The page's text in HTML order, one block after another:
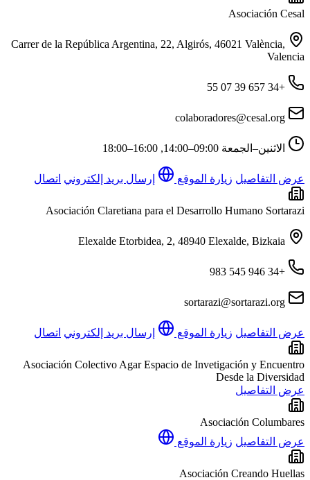
Asociación Cesal
Carrer de la República Argentina, 22, Algirós, 46021 València,
Valencia
+34 657 39 07 55
colaboradores@cesal.org
الاثنين–الجمعة 09:00–14:00, 16:00–18:00
عرض التفاصيل زيارة الموقع إرسال بريد إلكتروني اتصال
Asociación Claretiana para el Desarrollo Humano Sortarazi
Elexalde Etorbidea, 2, 48940 Elexalde, Bizkaia
+34 946 545 983
sortarazi@sortarazi.org
عرض التفاصيل زيارة الموقع إرسال بريد إلكتروني اتصال
Asociación Colectivo Agar Espacio de Invetigación y Encuentro
Desde la Diversidad
عرض التفاصيل
Asociación Columbares
عرض التفاصيل زيارة الموقع
Asociación Creando Huellas